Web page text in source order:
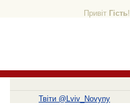
Привіт Гість!
Твіти @Lviv_Novyny